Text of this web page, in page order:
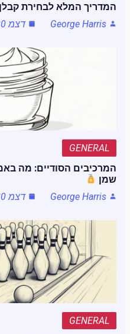
המדריך המלא לבחירת
George Harris
דצמ 30, 2024
GENERAL
המרכיבים הסודיים: מה
שמן
George Harris
דצמ 30, 2024
GENERAL